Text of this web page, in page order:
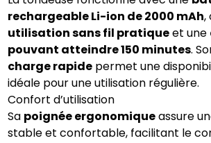
rechargeable Li-ion de 2000 mAh,
utilisation sans fil pratiqueet une
pouvant atteindre 150 minutes.
charge rapide permet une
idéale pour une utilisation régulière.
Confort d’utilisation
Sa poignée ergonomiqueassure
stable et confortable, facilitant le